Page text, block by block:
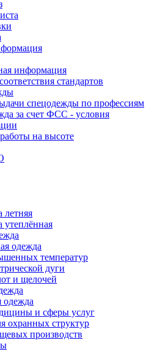
информация
стандартов
спецодежды по профессиям
за счет ФСС - условия
на высоте
летняя
утеплённая
одежда
температур
дуги
и щелочей
одежда
и сферы услуг
охранных структур
производств